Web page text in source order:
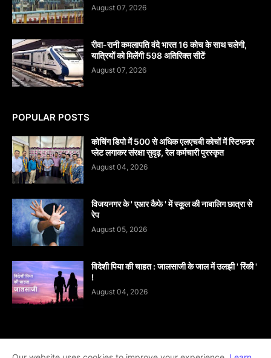
August 07, 2026
रीवा-रानी कमलापति वंदे भारत 16 कोच के साथ चलेगी,
यात्रियों को मिलेंगी 598 अतिरिक्त सीटें
August 07, 2026
POPULAR POSTS
कोचिंग डिपो में 500 से अधिक एलएचबी कोचों में स्टिफऩर
प्लेट लगाकर संरक्षा सुदृढ़, रेल कर्मचारी पुरस्कृत
August 04, 2026
विजयनगर के ' एआर कैफे ' में स्कूल की नाबालिग छात्रा से
रेप
August 05, 2026
विदेशी पिया की चाहत : जालसाजी के जाल में उलझी ' रिंकी '
!
August 04, 2026